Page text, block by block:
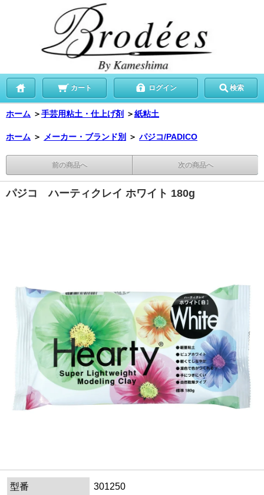
カート ログイン 検索
ホーム ＞手芸用粘土・仕上げ剤 ＞紙粘土
ホーム ＞ メーカー・ブランド別 ＞ パジコ/PADICO
前の商品へ 次の商品へ
パジコ ハーティクレイ ホワイト 180g
型番
301250